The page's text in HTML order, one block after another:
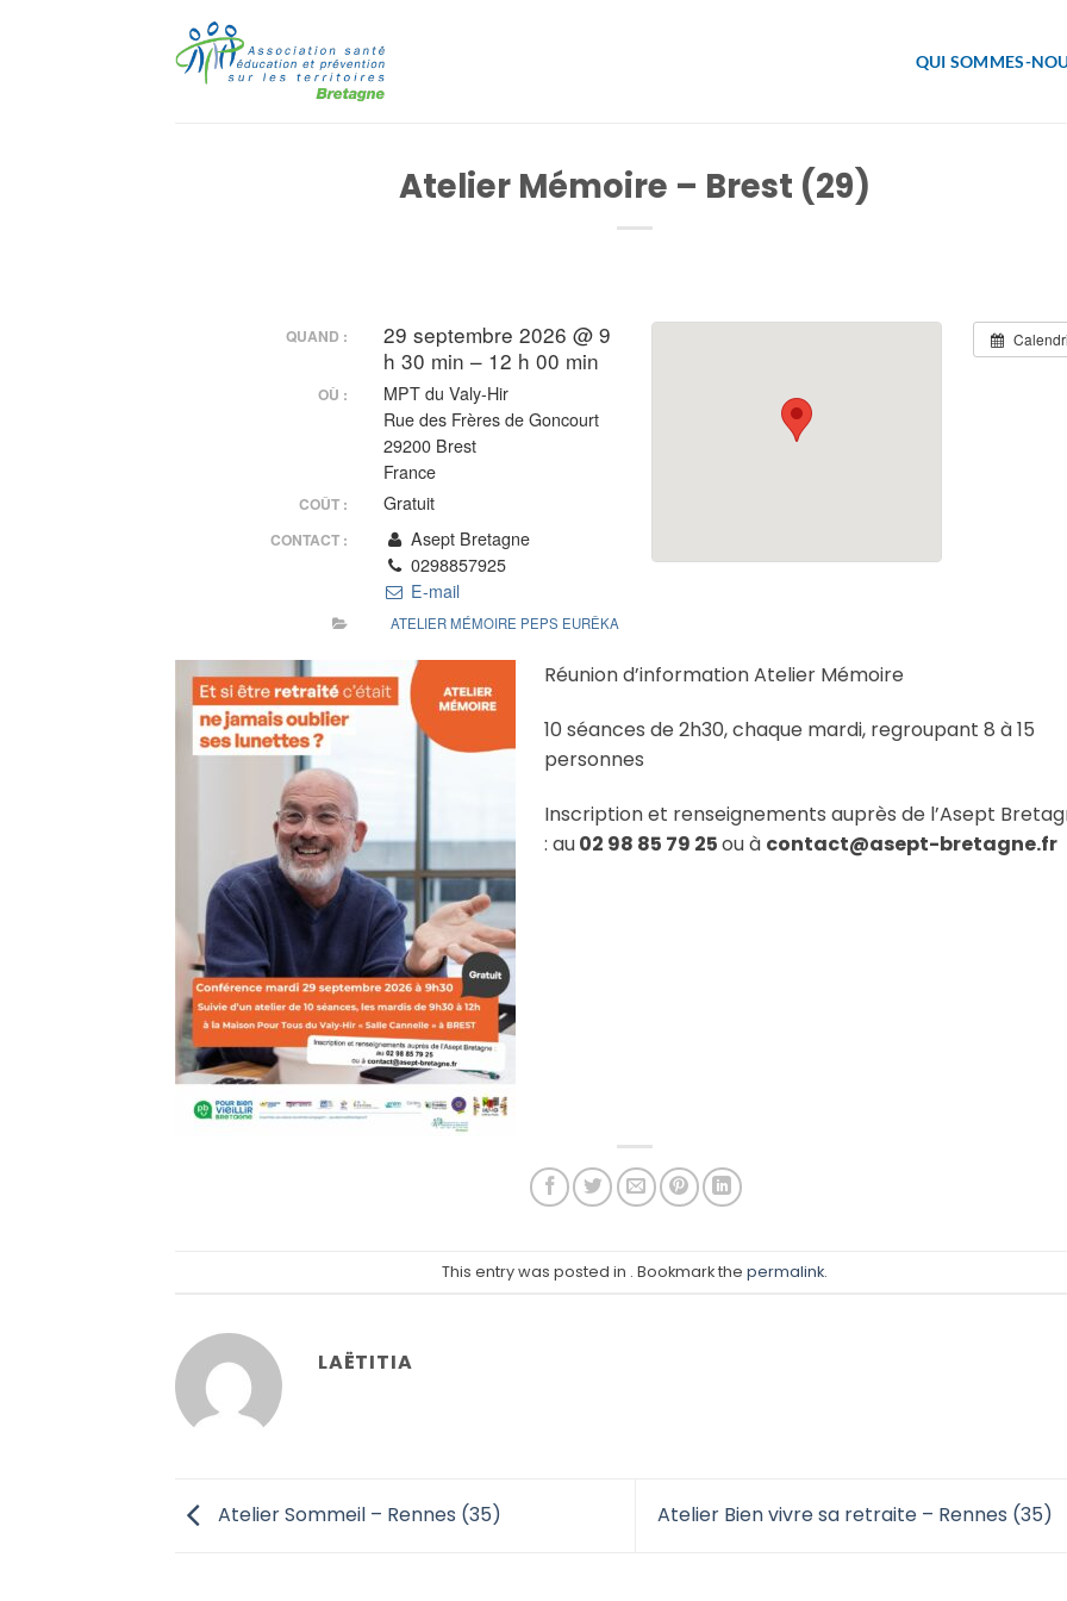
QUI SOMMES-
Atelier Mémoire – Brest (29)
QUAND :
29 septembre 2026 @ 9
h 30 min – 12 h 00 min
OÙ :
MPT du Valy-Hir
Rue des Frères de Goncourt
29200 Brest
France
COÛT : Gratuit
CONTACT :
Asept Bretagne
0298857925
E-mail
ATELIER MÉMOIRE PEPS EURÊKA
Réunion d’information Atelier Mémoire
10 séances de 2h30, chaque mardi, regroupant 8 à 15
personnes
Inscription et renseignements auprès de l’Asept
: au02 98 85 79 25ou à contact@asept-bretagne.fr
This entry was posted in . Bookmark thepermalink.
LAËTITIA
Atelier Sommeil – Rennes (35) Atelier Bien vivre sa retraite – Rennes (35)